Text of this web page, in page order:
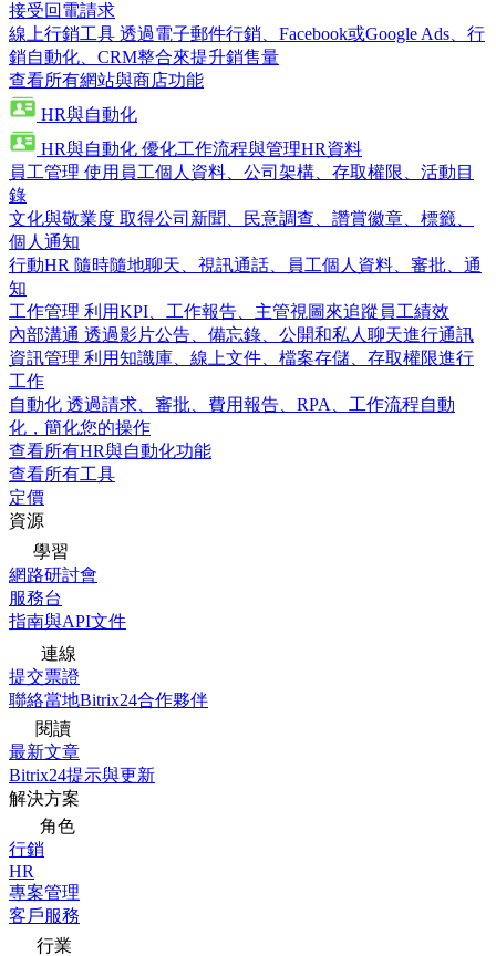
接受回電請求
線上行銷工具 透過電子郵件行銷、Facebook或Google Ads、行
銷自動化、CRM整合來提升銷售量
查看所有網站與商店功能
HR與自動化
HR與自動化 優化工作流程與管理HR資料
員工管理 使用員工個人資料、公司架構、存取權限、活動目
錄
文化與敬業度 取得公司新聞、民意調查、讚賞徽章、標籤、
個人通知
行動HR 隨時隨地聊天、視訊通話、員工個人資料、審批、通
知
工作管理 利用KPI、工作報告、主管視圖來追蹤員工績效
內部溝通 透過影片公告、備忘錄、公開和私人聊天進行通訊
資訊管理 利用知識庫、線上文件、檔案存儲、存取權限進行
工作
自動化 透過請求、審批、費用報告、RPA、工作流程自動
化，簡化您的操作
查看所有HR與自動化功能
查看所有工具
定價
資源
學習
網路研討會
服務台
指南與API文件
連線
提交票證
聯絡當地Bitrix24合作夥伴
閱讀
最新文章
Bitrix24提示與更新
解決方案
角色
行銷
HR
專案管理
客戶服務
行業